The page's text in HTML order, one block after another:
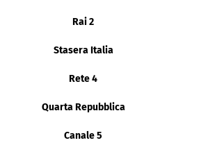
Rai 2
Stasera Italia
Rete 4
Quarta Repubblica
Canale 5